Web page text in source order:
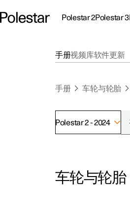
Polestar 2Polestar 3
联系我们
探索Polestar 3
公共充电
车主服务
手册视频库软件更新
手册 车轮与轮胎
Polestar 2 - 2024
车轮与轮胎